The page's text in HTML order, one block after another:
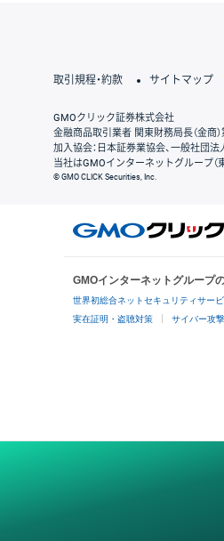
取引規程・約款 サイトマップ
GMOクリック証券株式会社
金融商品取引業者 関東財務局長（金商
加入協会：日本証券業協会、一般社団
当社はGMOインターネットグループ（
© GMO CLICK Securities, Inc.
GMOインターネットグループ
世界初総合ネットセキュリティサー
実在証明・盗聴対策 サイバー攻